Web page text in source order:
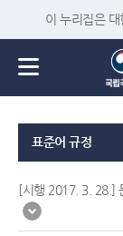
이 누리집은
표준어 규정
[시행 2017. 3. 28.]